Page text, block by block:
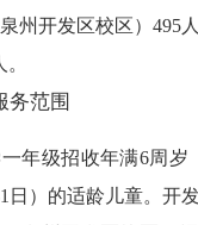
州开发区校区）495
范围
级招收年满6周岁（
日）的适龄儿童。开